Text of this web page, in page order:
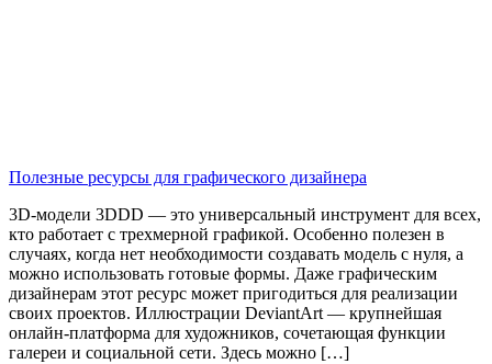
Полезные ресурсы для графического дизайнера
3D-модели 3DDD — это универсальный инструмент для всех,
кто работает с трехмерной графикой. Особенно полезен в
случаях, когда нет необходимости создавать модель с нуля, а
можно использовать готовые формы. Даже графическим
дизайнерам этот ресурс может пригодиться для реализации
своих проектов. Иллюстрации DeviantArt — крупнейшая
онлайн-платформа для художников, сочетающая функции
галереи и социальной сети. Здесь можно […]